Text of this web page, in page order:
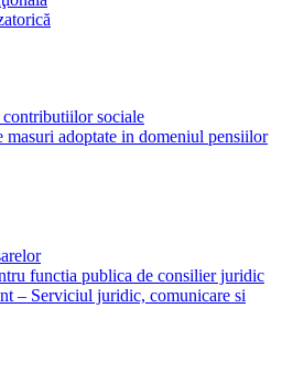
sociale
adoptate in domeniul pensiilor
functia publica de consilier juridic
– Serviciul juridic, comunicare si